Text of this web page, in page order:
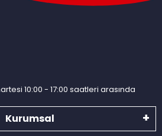
10:00 - 17:00 saatleri arasında
Kurumsal